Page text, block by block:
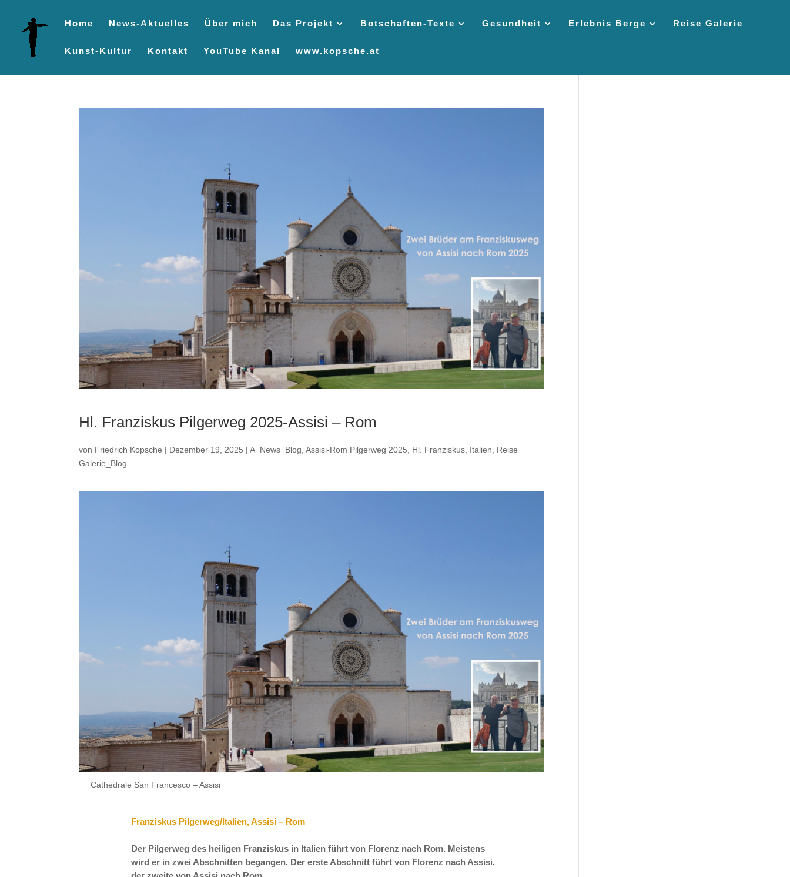
Home News-Aktuelles Über mich Das Projekt Botschaften-Texte Gesundheit Erlebnis Berge Reise Galerie
Kunst-Kultur Kontakt YouTube Kanal www.kopsche.at
Hl. Franziskus Pilgerweg 2025-Assisi – Rom
von Friedrich Kopsche | Dezember 19, 2025 |A_News_Blog ,Assisi-Rom Pilgerweg 2025 Hl. Franziskus Italien
Reise
Galerie_Blog
Cathedrale San Francesco – Assisi
Franziskus Pilgerweg/Italien, Assisi – Rom
Der Pilgerweg des heiligen Franziskus in Italien führt von Florenz nach Rom. Meistens
wird er in zwei Abschnitten begangen. Der erste Abschnitt führt von Florenz nach Assisi,